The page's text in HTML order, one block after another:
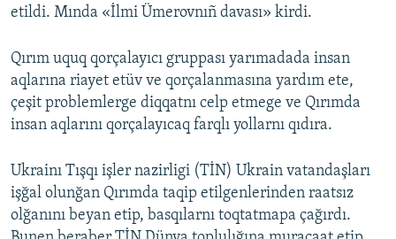
RFE/RS bütün saytları
etildi. Mında «İlmi Ümerovnıñ davası» kirdi.
Qırım uquq qorçalayıcı gruppası yarımadada insan
aqlarına riayet etüv ve qorçalanmasına yardım ete,
çeşit problemlerge diqqatnı celp etmege ve Qırımda
insan aqlarını qorçalayıcaq farqlı yollarnı qıdıra.
Ukrainı Tışqı işler nazirligi (TİN) Ukrain vatandaşları
işğal olunğan Qırımda taqip etilgenlerinden raatsız
olğanını beyan etip, basqılarnı toqtatmapa çağırdı.